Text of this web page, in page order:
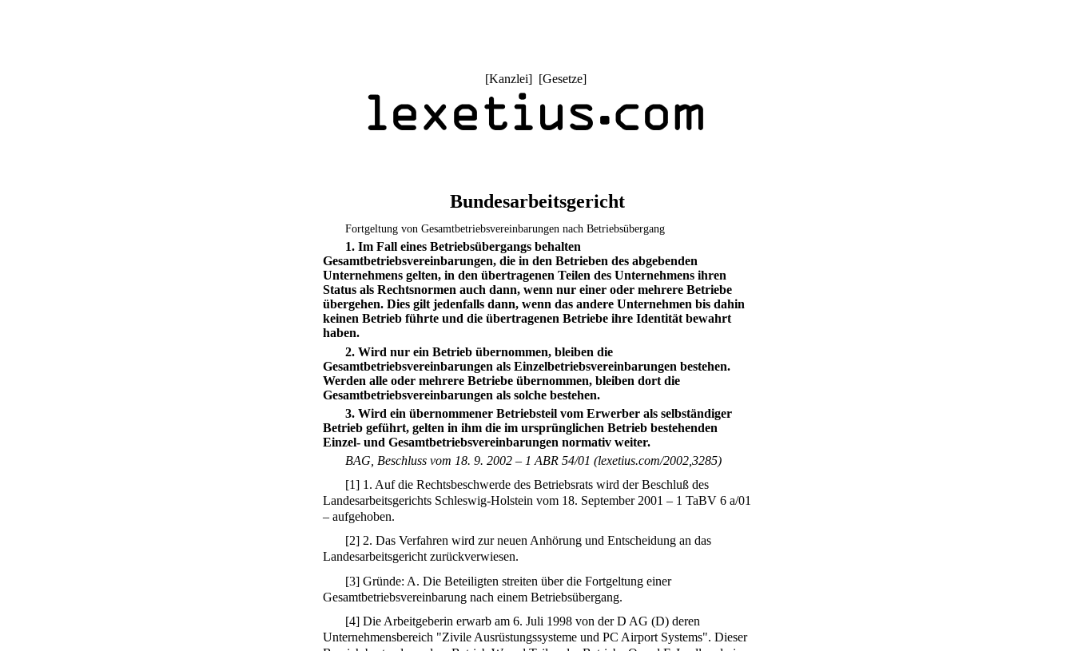
[Kanzlei] [Gesetze]
Bundesarbeitsgericht
Fortgeltung von Gesamtbetriebsvereinbarungen nach Betriebsübergang
1. Im Fall eines Betriebsübergangs behalten
Gesamtbetriebsvereinbarungen, die in den Betrieben des abgebenden
Unternehmens gelten, in den übertragenen Teilen des Unternehmens ihren
Status als Rechtsnormen auch dann, wenn nur einer oder mehrere Betriebe
übergehen. Dies gilt jedenfalls dann, wenn das andere Unternehmen bis dahin
keinen Betrieb führte und die übertragenen Betriebe ihre Identität bewahrt
haben.
2. Wird nur ein Betrieb übernommen, bleiben die
Gesamtbetriebsvereinbarungen als Einzelbetriebsvereinbarungen bestehen.
Werden alle oder mehrere Betriebe übernommen, bleiben dort die
Gesamtbetriebsvereinbarungen als solche bestehen.
3. Wird ein übernommener Betriebsteil vom Erwerber als selbständiger
Betrieb geführt, gelten in ihm die im ursprünglichen Betrieb bestehenden
Einzel- und Gesamtbetriebsvereinbarungen normativ weiter.
BAG, Beschluss vom 18. 9. 2002 – 1 ABR 54/01 (lexetius.com/2002,3285)
[1] 1. Auf die Rechtsbeschwerde des Betriebsrats wird der Beschluß des
Landesarbeitsgerichts Schleswig-Holstein vom 18. September 2001 – 1 TaBV 6 a/01
– aufgehoben.
[2] 2. Das Verfahren wird zur neuen Anhörung und Entscheidung an das
Landesarbeitsgericht zurückverwiesen.
[3] Gründe: A. Die Beteiligten streiten über die Fortgeltung einer
Gesamtbetriebsvereinbarung nach einem Betriebsübergang.
[4] Die Arbeitgeberin erwarb am 6. Juli 1998 von der D AG (D) deren
Unternehmensbereich "Zivile Ausrüstungssysteme und PC Airport Systems". Dieser